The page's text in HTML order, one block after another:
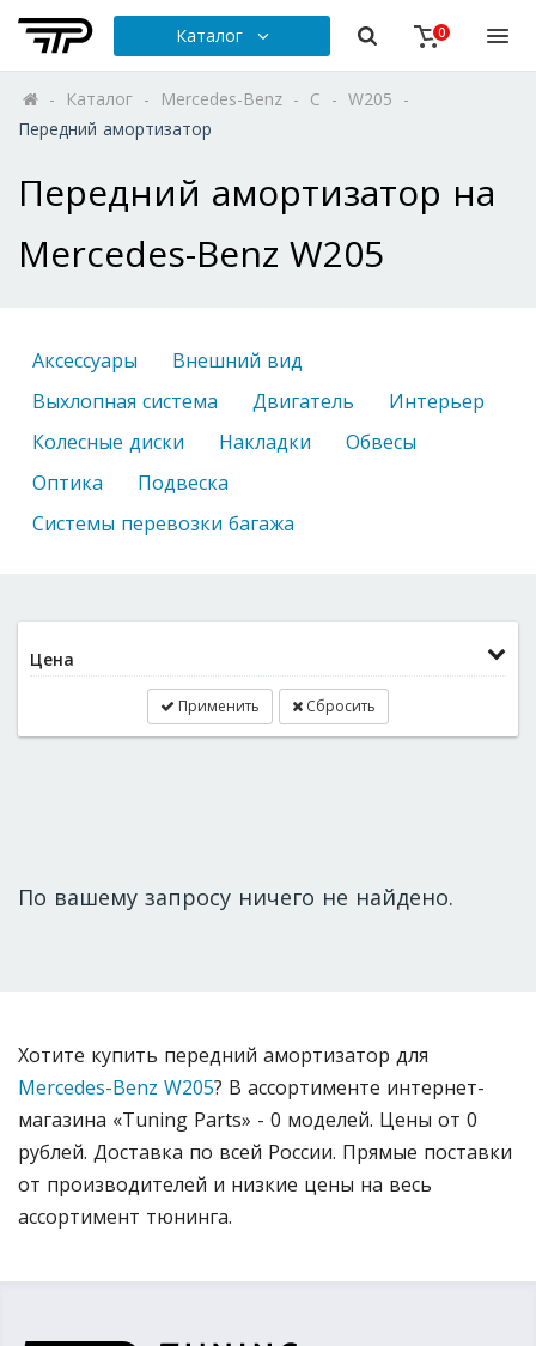
Каталог 0
- Каталог - Mercedes-Benz - C - W205 -
Передний амортизатор
Передний амортизатор на
Mercedes-Benz W205
Аксессуары
Внешний вид
Выхлопная система
Двигатель
Интерьер
Колесные диски
Накладки
Обвесы
Оптика
Подвеска
Системы перевозки багажа
Цена
Применить Сбросить
По вашему запросу ничего не найдено.
Хотите купить передний амортизатор для
Mercedes-Benz W205? В ассортименте интернет-
магазина «Tuning Parts» - 0 моделей. Цены от 0
рублей. Доставка по всей России. Прямые поставки
от производителей и низкие цены на весь
ассортимент тюнинга.